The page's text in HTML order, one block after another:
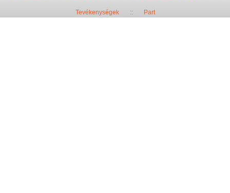
Tevékenységek:: Part